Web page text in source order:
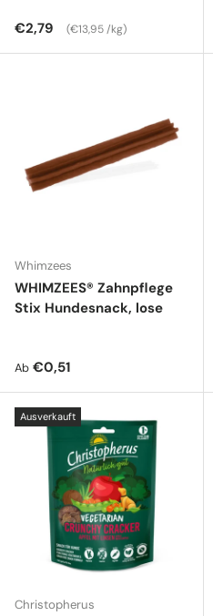
Normaler Preis
€2,79 Grundpreis
€13,95 /kg
Whimzees
WHIMZEES® Zahnpflege
Stix Hundesnack, lose
Normaler Preis
Ab €0,51
Ausverkauft
Christopherus